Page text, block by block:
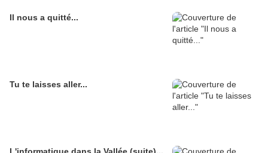
Il nous a quitté...
Tu te laisses aller...